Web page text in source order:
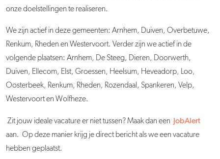
onze doelstellingen te realiseren.
We zijn actief in deze gemeenten: Arnhem, Duiven, Overbetuwe,
Renkum, Rheden en Westervoort. Verder zijn we actief in de
volgende plaatsen: Arnhem, De Steeg, Dieren, Doorwerth,
Duiven, Ellecom, Elst, Groessen, Heelsum, Heveadorp, Loo,
Oosterbeek, Renkum, Rheden, Rozendaal, Spankeren, Velp,
Westervoort en Wolfheze.
Zit jouw ideale vacature er niet tussen? Maak dan een
JobAlert
aan. Op deze manier krijg je direct bericht als we een vacature
hebben geplaatst.